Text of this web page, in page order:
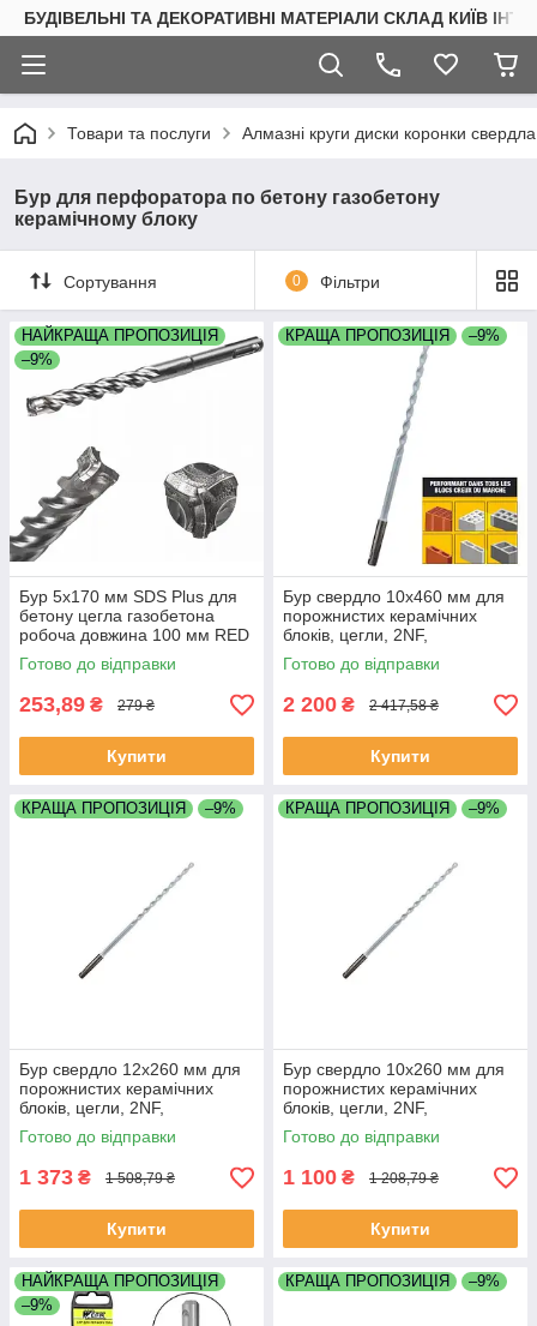
БУДІВЕЛЬНІ ТА ДЕКОРАТИВНІ МАТЕРІАЛИ СКЛАД КИЇВ
Товари та послуги Алмазні круги диски коронки
Бур для перфоратора по бетону газобетону
керамічному блоку
Сортування 0 Фільтри
НАЙКРАЩА ПРОПОЗИЦІЯ
–9%
Бур 5х170 мм SDS Plus для
бетону цегла газобетона
робоча довжина 100 мм RED
MARK
Готово до відправки
253,89 ₴ 279 ₴
Купити
КРАЩА ПРОПОЗИЦІЯ –9%
Бур свердло 10х460 мм для
порожнистих керамічних
блоків, цегли, 2NF,
керамзитобетону,
керамкомфорт
Готово до відправки
2 200 ₴ 2 417,58 ₴
Купити
КРАЩА ПРОПОЗИЦІЯ –9%
Бур свердло 12х260 мм для
порожнистих керамічних
блоків, цегли, 2NF,
керамзитобетону,
керамкомфорт
Готово до відправки
1 373 ₴ 1 508,79 ₴
Купити
КРАЩА ПРОПОЗИЦІЯ –9%
Бур свердло 10х260 мм для
порожнистих керамічних
блоків, цегли, 2NF,
керамзитобетону,
керамкомфорт
Готово до відправки
1 100 ₴ 1 208,79 ₴
Купити
НАЙКРАЩА ПРОПОЗИЦІЯ
–9%
КРАЩА ПРОПОЗИЦІЯ –9%